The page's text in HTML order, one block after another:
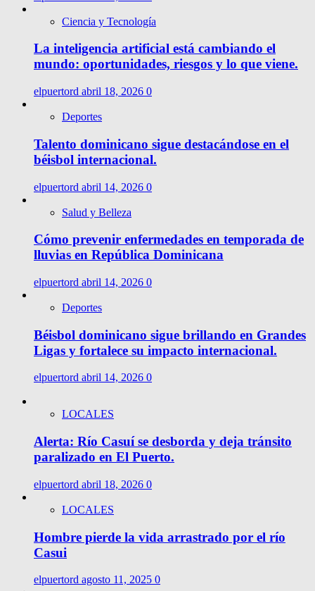
Ciencia y Tecnología
La inteligencia artificial está cambiando el
mundo: oportunidades, riesgos y lo que viene.
elpuertord abril 18, 2026 0
Deportes
Talento dominicano sigue destacándose en el
béisbol internacional.
elpuertord abril 14, 2026 0
Salud y Belleza
Cómo prevenir enfermedades en temporada de
lluvias en República Dominicana
elpuertord abril 14, 2026 0
Deportes
Béisbol dominicano sigue brillando en Grandes
Ligas y fortalece su impacto internacional.
elpuertord abril 14, 2026 0
LOCALES
Alerta: Río Casuí se desborda y deja tránsito
paralizado en El Puerto.
elpuertord abril 18, 2026 0
LOCALES
Hombre pierde la vida arrastrado por el río
Casui
elpuertord agosto 11, 2025 0